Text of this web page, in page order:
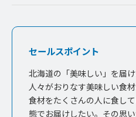
セールスポイント
北海道の「美味しい」を届
人々がおりなす美味しい食
食材をたくさんの人に食し
態でお届けしたい。その思